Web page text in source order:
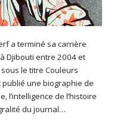
a terminé sa carrière
Djibouti entre 2004 et
le titre Couleurs
publié une biographie de
l’intelligence de l’histoire
du journal…